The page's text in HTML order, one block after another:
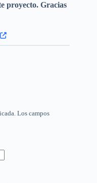
proyecto. Gracias
Los campos